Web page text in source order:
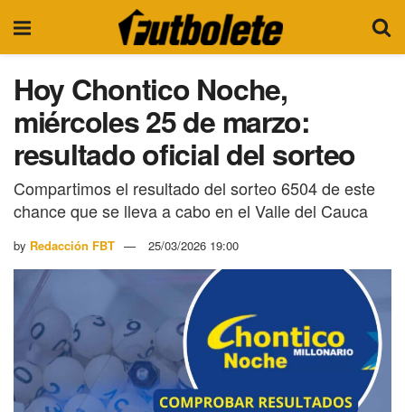
Hoy Chontico Noche,
miércoles 25 de marzo:
resultado oficial del sorteo
Compartimos el resultado del sorteo 6504 de este
chance que se lleva a cabo en el Valle del Cauca
by Redacción FBT 25/03/2026 19:00